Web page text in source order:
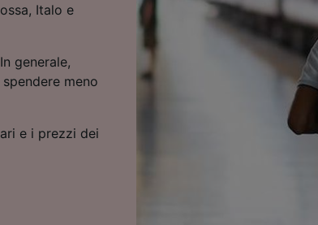
Italo e
generale,
meno
e i prezzi dei